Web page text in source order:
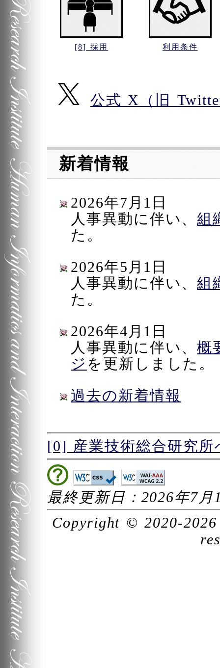
[8] 採用 利用条件
公式 X （旧
新着情報
2026年7月1日
人事異動に伴い、組
た。
2026年5月1日
人事異動に伴い、組
た。
2026年4月1日
人事異動に伴い、概
ジ を更新しました。
過去の新着情報
[0] 産業技術総合研究所
最終更新日：2026年7月
Copyright © 2020-